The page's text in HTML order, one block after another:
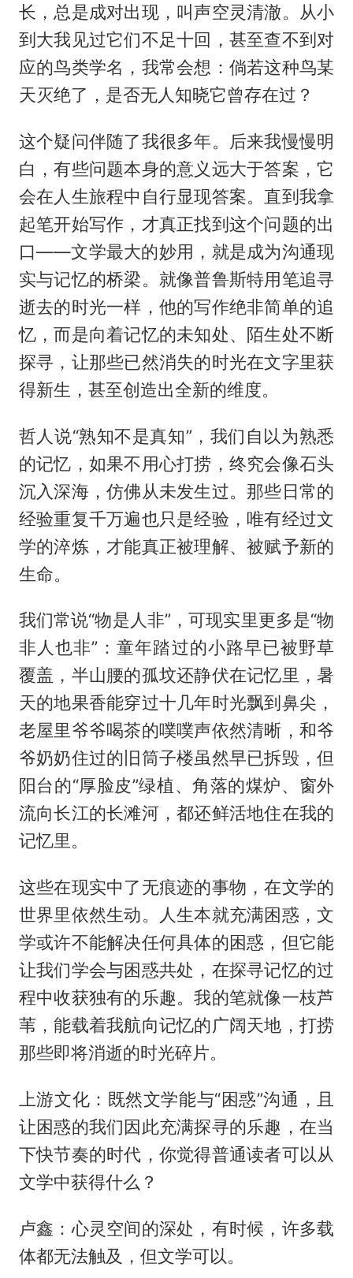
长，总是成对出现，叫声空灵清澈。从小
到大我见过它们不足十回，甚至查不到对
应的鸟类学名，我常会想：倘若这种鸟某
天灭绝了，是否无人知晓它曾存在过？
这个疑问伴随了我很多年。后来我慢慢明
白，有些问题本身的意义远大于答案，它
会在人生旅程中自行显现答案。直到我拿
起笔开始写作，才真正找到这个问题的出
口——文学最大的妙用，就是成为沟通现
实与记忆的桥梁。就像普鲁斯特用笔追寻
逝去的时光一样，他的写作绝非简单的追
忆，而是向着记忆的未知处、陌生处不断
探寻，让那些已然消失的时光在文字里获
得新生，甚至创造出全新的维度。
哲人说“熟知不是真知”，我们自以为熟悉
的记忆，如果不用心打捞，终究会像石头
沉入深海，仿佛从未发生过。那些日常的
经验重复千万遍也只是经验，唯有经过文
学的淬炼，才能真正被理解、被赋予新的
生命。
我们常说“物是人非”，可现实里更多是“物
非人也非”：童年踏过的小路早已被野草
覆盖，半山腰的孤坟还静伏在记忆里，暑
天的地果香能穿过十几年时光飘到鼻尖，
老屋里爷爷喝茶的噗噗声依然清晰，和爷
爷奶奶住过的旧筒子楼虽然早已拆毁，但
阳台的“厚脸皮”绿植、角落的煤炉、窗外
流向长江的长滩河，都还鲜活地住在我的
记忆里。
这些在现实中了无痕迹的事物，在文学的
世界里依然生动。人生本就充满困惑，文
学或许不能解决任何具体的困惑，但它能
让我们学会与困惑共处，在探寻记忆的过
程中收获独有的乐趣。我的笔就像一枝芦
苇，能载着我航向记忆的广阔天地，打捞
那些即将消逝的时光碎片。
上游文化：既然文学能与“困惑”沟通，且
让困惑的我们因此充满探寻的乐趣，在当
下快节奏的时代，你觉得普通读者可以从
文学中获得什么？
卢鑫：心灵空间的深处，有时候，许多载
体都无法触及，但文学可以。